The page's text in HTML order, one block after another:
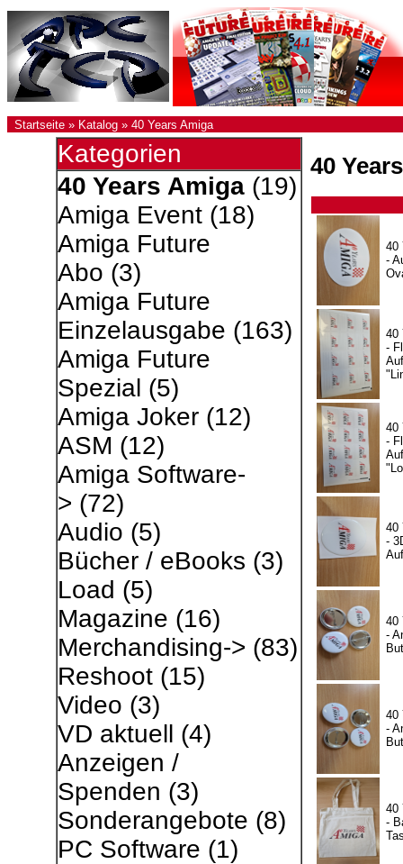
Startseite » Katalog » 40 Years Amiga
Kategorien
40 Years Amiga (19)
Amiga Event (18)
Amiga Future
Abo (3)
Amiga Future
Einzelausgabe (163)
Amiga Future
Spezial (5)
Amiga Joker (12)
ASM (12)
Amiga Software-
> (72)
Audio (5)
Bücher / eBooks (3)
Load (5)
Magazine (16)
Merchandising-> (83)
Reshoot (15)
Video (3)
VD aktuell (4)
Anzeigen /
Spenden (3)
Sonderangebote (8)
PC Software (1)
40
40
-
40
-
40
-
40
-
40
-
40
-
40
-